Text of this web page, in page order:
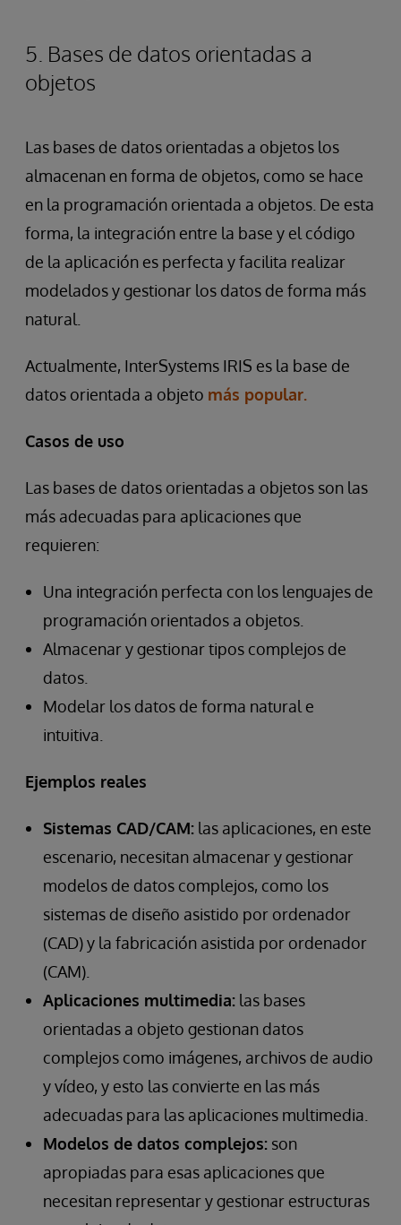
5. Bases de datos orientadas a
objetos
Las bases de datos orientadas a objetos los
almacenan en forma de objetos, como se hace
en la programación orientada a objetos. De esta
forma, la integración entre la base y el código
de la aplicación es perfecta y facilita realizar
modelados y gestionar los datos de forma más
natural.
Actualmente, InterSystems IRIS es la base de
datos orientada a objeto más popular.
Casos de uso
Las bases de datos orientadas a objetos son las
más adecuadas para aplicaciones que
requieren:
Una integración perfecta con los lenguajes de
programación orientados a objetos.
Almacenar y gestionar tipos complejos de
datos.
Modelar los datos de forma natural e
intuitiva.
Ejemplos reales
Sistemas CAD/CAM: las aplicaciones, en este
escenario, necesitan almacenar y gestionar
modelos de datos complejos, como los
sistemas de diseño asistido por ordenador
(CAD) y la fabricación asistida por ordenador
(CAM).
Aplicaciones multimedia: las bases
orientadas a objeto gestionan datos
complejos como imágenes, archivos de audio
y vídeo, y esto las convierte en las más
adecuadas para las aplicaciones multimedia.
Modelos de datos complejos: son
apropiadas para esas aplicaciones que
necesitan representar y gestionar estructuras